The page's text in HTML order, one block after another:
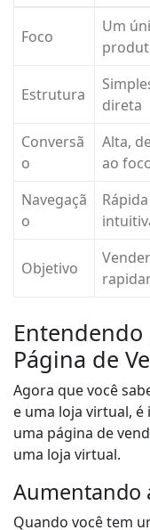
Foco
Um
Estrutura
direta
Conversã
o
Alta,
ao
Navegaçã
o
Objetivo
Vender
Página de
Agora que você
e uma loja virtual,
uma página de
uma loja virtual.
Aumentando
Quando você tem